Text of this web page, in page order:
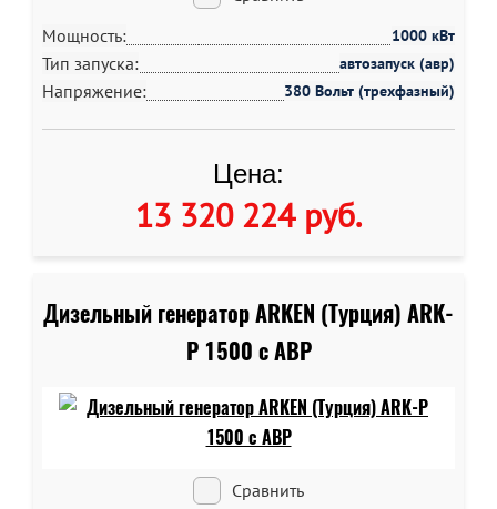
Мощность:
1000 кВт
Тип запуска: автозапуск (авр)
Напряжение: 380 Вольт (трехфазный)
Цена:
13 320 224 руб.
Дизельный генератор ARKEN (Турция) ARK-
P 1500 c АВР
Сравнить